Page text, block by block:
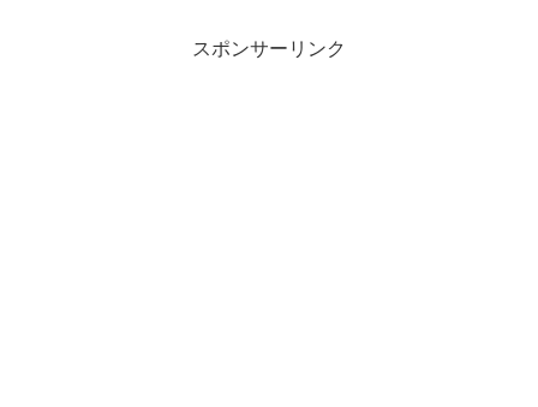
スポンサーリンク